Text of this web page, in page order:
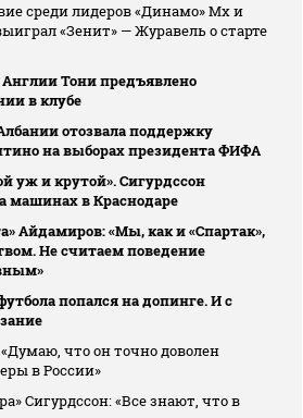
среди лидеров «Динамо» Мх и
«Зенит» — Журавель о старте
Тони предъявлено
в клубе
отозвала поддержку
на выборах президента ФИФА
уж и крутой». Сигурдссон
машинах в Краснодаре
Айдамиров: «Мы, как и «Спартак»,
Не считаем поведение
попался на допинге. И с
что он точно доволен
в России»
Сигурдссон: «Все знают, что в